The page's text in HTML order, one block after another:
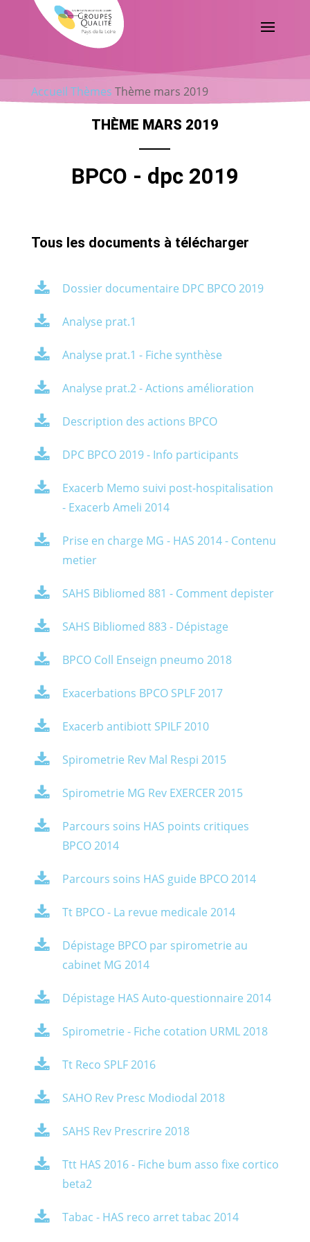
Accueil Thèmes Thème mars 2019
THÈME MARS 2019
BPCO - dpc 2019
Tous les documents à télécharger
Dossier documentaire DPC BPCO 2019
Analyse prat.1
Analyse prat.1 - Fiche synthèse
Analyse prat.2 - Actions amélioration
Description des actions BPCO
DPC BPCO 2019 - Info participants
Exacerb Memo suivi post-hospitalisation
- Exacerb Ameli 2014
Prise en charge MG - HAS 2014 - Contenu
metier
SAHS Bibliomed 881 - Comment depister
SAHS Bibliomed 883 - Dépistage
BPCO Coll Enseign pneumo 2018
Exacerbations BPCO SPLF 2017
Exacerb antibiott SPILF 2010
Spirometrie Rev Mal Respi 2015
Spirometrie MG Rev EXERCER 2015
Parcours soins HAS points critiques
BPCO 2014
Parcours soins HAS guide BPCO 2014
Tt BPCO - La revue medicale 2014
Dépistage BPCO par spirometrie au
cabinet MG 2014
Dépistage HAS Auto-questionnaire 2014
Spirometrie - Fiche cotation URML 2018
Tt Reco SPLF 2016
SAHO Rev Presc Modiodal 2018
SAHS Rev Prescrire 2018
Ttt HAS 2016 - Fiche bum asso fixe cortico
beta2
Tabac - HAS reco arret tabac 2014